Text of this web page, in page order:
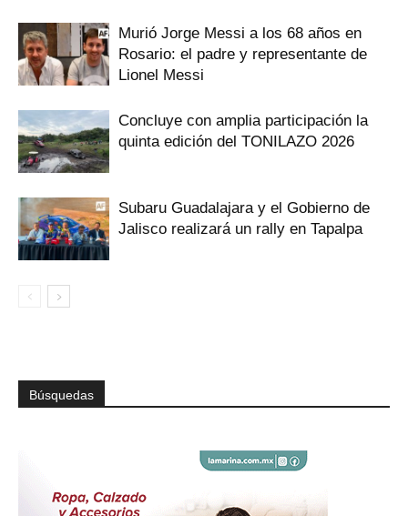
Murió Jorge Messi a los 68 años en
Rosario: el padre y representante de
Lionel Messi
Concluye con amplia participación la
quinta edición del TONILAZO 2026
Subaru Guadalajara y el Gobierno de
Jalisco realizará un rally en Tapalpa
Búsquedas